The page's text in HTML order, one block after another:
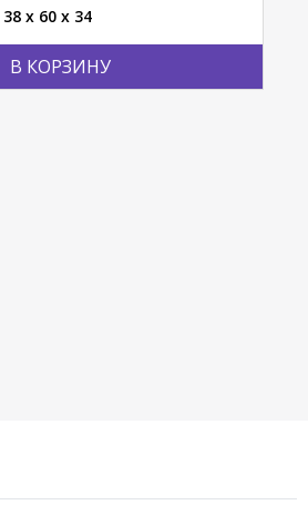
В КОРЗИНУ
38 x 60 x 34